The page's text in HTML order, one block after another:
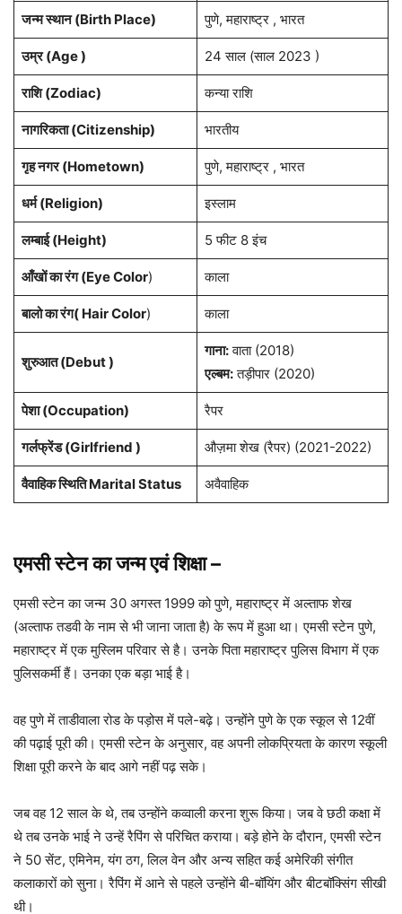
जन्म स्थान (Birth Place) पुणे, महाराष्ट्र , भारत
उम्र (Age ) 24 साल (साल 2023 )
राशि(Zodiac) कन्या राशि
नागरिकता(Citizenship) भारतीय
गृह नगर(Hometown) पुणे, महाराष्ट्र , भारत
धर्म (Religion) इस्लाम
लम्बाई (Height) 5 फीट 8 इंच
आँखों का रंग (Eye Color) काला
बालो का रंग( Hair Color) काला
शुरुआत (Debut )
गाना:वाता (2018)
एल्बम:तड़ीपार (2020)
पेशा(Occupation) रैपर
गर्लफ्रेंड (Girlfriend ) औज़मा शेख (रैपर) (2021-2022)
वैवाहिक स्थिति Marital Status अवैवाहिक
एमसी स्टेन का जन्म एवं शिक्षा–
एमसी स्टेन का जन्म 30 अगस्त 1999 को पुणे, महाराष्ट्र में अल्ताफ शेख
(अल्ताफ तडवी के नाम से भी जाना जाता है) के रूप में हुआ था। एमसी स्टेन पुणे,
महाराष्ट्र में एक मुस्लिम परिवार से है। उनके पिता महाराष्ट्र पुलिस विभाग में एक
पुलिसकर्मी हैं। उनका एक बड़ा भाई है।
वह पुणे में ताडीवाला रोड के पड़ोस में पले-बढ़े। उन्होंने पुणे के एक स्कूल से 12वीं
की पढ़ाई पूरी की। एमसी स्टेन के अनुसार, वह अपनी लोकप्रियता के कारण स्कूली
शिक्षा पूरी करने के बाद आगे नहीं पढ़ सके।
जब वह 12 साल के थे, तब उन्होंने कव्वाली करना शुरू किया। जब वे छठी कक्षा में
थे तब उनके भाई ने उन्हें रैपिंग से परिचित कराया। बड़े होने के दौरान, एमसी स्टेन
ने 50 सेंट, एमिनेम, यंग ठग, लिल वेन और अन्य सहित कई अमेरिकी संगीत
कलाकारों को सुना। रैपिंग में आने से पहले उन्होंने बी-बॉयिंग और बीटबॉक्सिंग सीखी
थी।